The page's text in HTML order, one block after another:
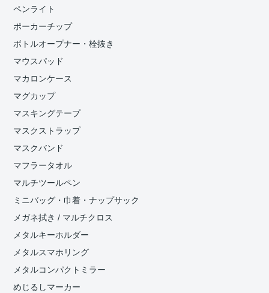
ペンライト
ポーカーチップ
ボトルオープナー・栓抜き
マウスパッド
マカロンケース
マグカップ
マスキングテープ
マスクストラップ
マスクバンド
マフラータオル
マルチツールペン
ミニバッグ・巾着・ナップサック
メガネ拭き / マルチクロス
メタルキーホルダー
メタルスマホリング
メタルコンパクトミラー
めじるしマーカー